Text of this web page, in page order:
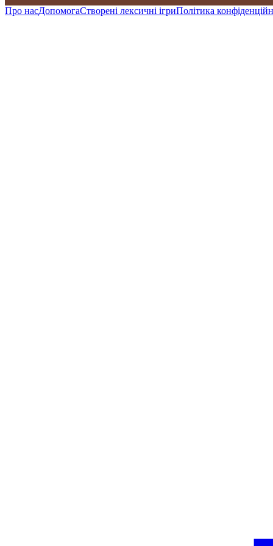
Про насДопомогаСтворені лексичні ігриПолітика